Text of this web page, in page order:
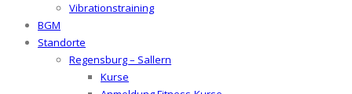
Vibrationstraining
BGM
Standorte
Regensburg – Sallern
Kurse